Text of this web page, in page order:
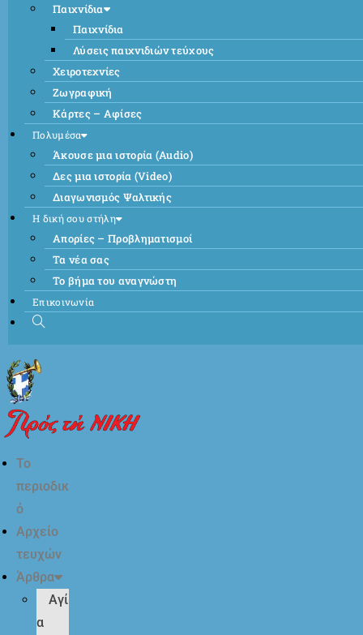
Παιχνίδια
Παιχνίδια
Λύσεις παιχνιδιών τεύχους
Χειροτεχνίες
Ζωγραφική
Κάρτες – Αφίσες
Πολυμέσα
Άκουσε μια ιστορία (Audio)
Δες μια ιστορία (Video)
Διαγωνισμός Ψαλτικής
Η δική σου στήλη
Απορίες – Προβληματισμοί
Τα νέα σας
Το βήμα του αναγνώστη
Επικοινωνία
Το
περιοδικ
ό
Αρχείο
τευχών
Άρθρα
Αγί
α